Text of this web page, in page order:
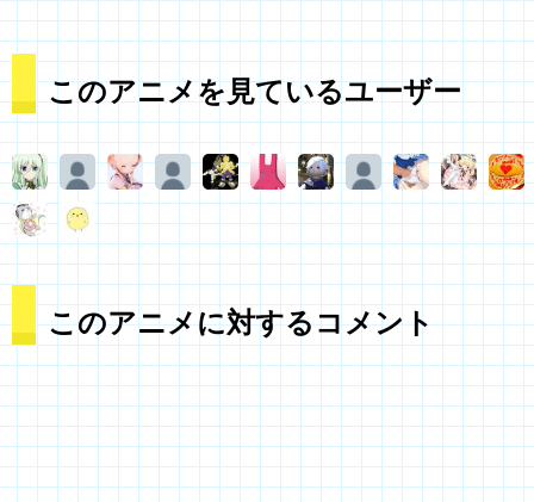
このアニメを見ているユーザー
このアニメに対するコメント